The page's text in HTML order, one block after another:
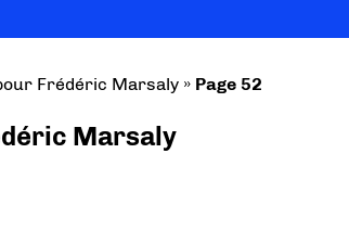
Frédéric Marsaly » Page 52
Marsaly